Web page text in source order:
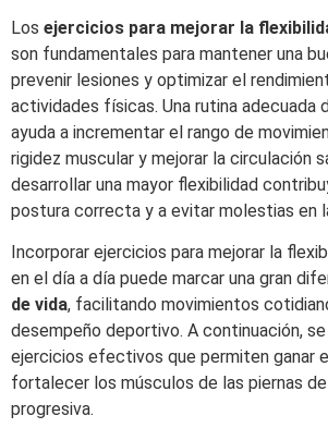
Los ejercicios para mejorar la
son fundamentales para mantener una
prevenir lesiones y optimizar el
actividades físicas. Una rutina adecuada
ayuda a incrementar el rango de
rigidez muscular y mejorar la circulación
desarrollar una mayor flexibilidad
postura correcta y a evitar molestias en
Incorporar ejercicios para mejorar la
en el día a día puede marcar una gran
de vida, facilitando movimientos
desempeño deportivo. A continuación,
ejercicios efectivos que permiten ganar
fortalecer los músculos de las piernas
progresiva.